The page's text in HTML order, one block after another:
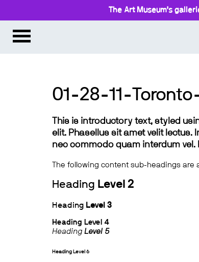
The Art Museum’s
01-28-11-
This is introductory text, styled
elit. Phasellus sit amet velit
nec commodo quam interdum vel.
The following content sub-headings
Heading Level 2
Heading Level 3
Heading Level 4
Heading Level 5
Heading Level 6